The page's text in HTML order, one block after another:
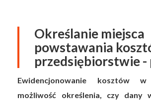
Określanie miejsca
powstawania
przedsiębiorstwie -
Ewidencjonowanie kosztów
możliwość określenia, czy dany